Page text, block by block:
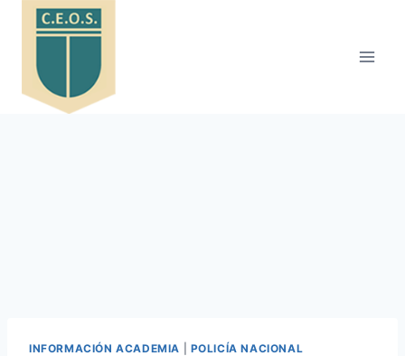
Saltar
INFORMACIÓN ACADEMIA POLICÍA NACIONAL